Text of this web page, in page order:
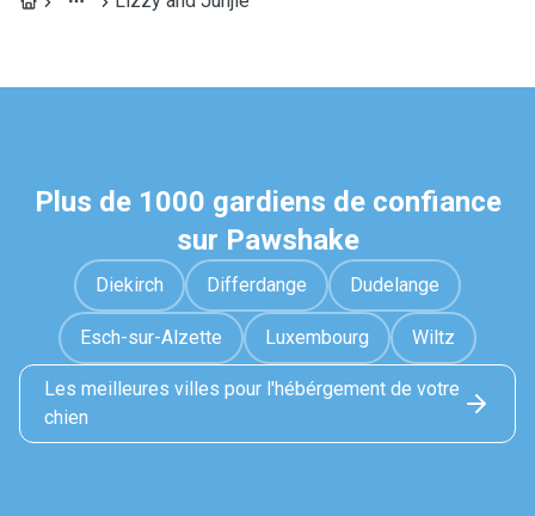
Plus de 1000 gardiens de confiance
sur Pawshake
Diekirch Differdange Dudelange
Esch-sur-Alzette Luxembourg Wiltz
Les meilleures villes pour l'hébérgement de votre
chien